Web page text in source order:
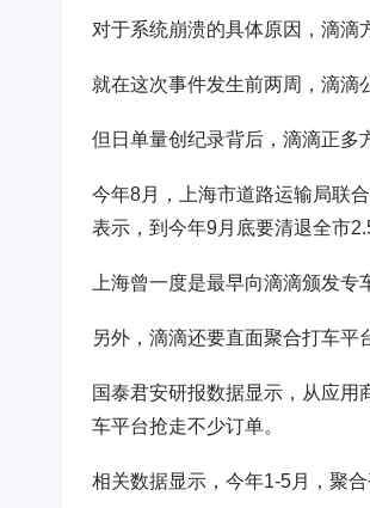
对于系统崩溃的具体原因，滴滴
就在这次事件发生前两周，滴滴
但日单量创纪录背后，滴滴正多
今年8月，上海市道路运输局联
表示，到今年9月底要清退全市
上海曾一度是最早向滴滴颁发
另外，滴滴还要直面聚合打车平
国泰君安研报数据显示，从应
车平台抢走不少订单。
相关数据显示，今年1-5月，聚